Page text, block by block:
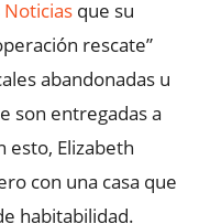
Noticias que su
rescate”
abandonadas u
son entregadas a
esto, Elizabeth
con una casa que
habitabilidad.